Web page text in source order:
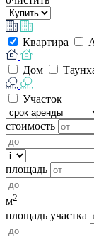
Квартира
Дом
Участок
стоимость
площадь
м2
площадь участка